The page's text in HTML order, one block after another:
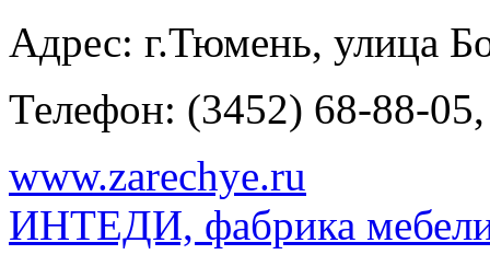
Адрес: г.Тюмень, улица
Телефон: (3452) 68-88-
www.zarechye.ru
ИНТЕДИ, фабрика